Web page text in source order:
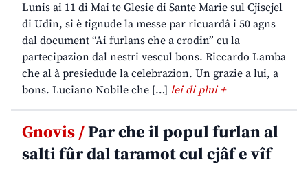
Lunis ai 11 di Mai te Glesie di Sante Marie sul Cjiscjel
di Udin, si è tignude la messe par ricuardâ i 50 agns
dal document “Ai furlans che a crodin” cu la
partecipazion dal nestri vescul bons. Riccardo Lamba
che al à presiedude la celebrazion. Un grazie a lui, a
bons. Luciano Nobile che […] lei di plui +
Gnovis /Par che il popul furlan al
salti fûr dal taramot cul cjâf e vîf